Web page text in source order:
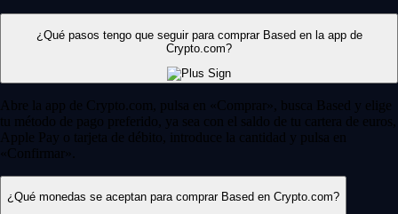
¿Qué pasos tengo que seguir para comprar Based en la app de
Crypto.com?
Abre la app de Crypto.com, pulsa en «Comprar», busca Based y elige
tu método de pago preferido, ya sea con el saldo de tu cartera de euros,
Apple Pay o tarjeta de débito, introduce la cantidad y pulsa en
«Confirmar».
¿Qué monedas se aceptan para comprar Based en Crypto.com?